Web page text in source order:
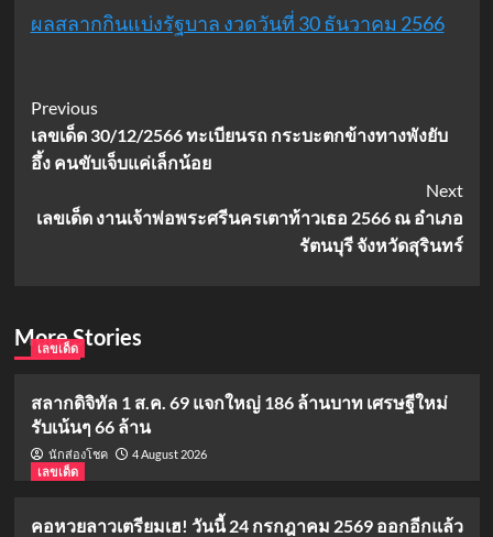
ผลสลากกินแบ่งรัฐบาล งวดวันที่ 30 ธันวาคม 2566
Post
Navigation
Previous
เลขเด็ด 30/12/2566 ทะเบียนรถ กระบะตกข้างทางพังยับ
อึ้ง คนขับเจ็บแค่เล็กน้อย
Next
เลขเด็ด งานเจ้าพ่อพระศรีนครเตาท้าวเธอ 2566 ณ อำเภอ
รัตนบุรี จังหวัดสุรินทร์
More Stories
เลขเด็ด
สลากดิจิทัล 1 ส.ค. 69 แจกใหญ่ 186 ล้านบาท เศรษฐีใหม่
รับเน้นๆ 66 ล้าน
นักส่องโชค
4 August 2026
เลขเด็ด
คอหวยลาวเตรียมเฮ! วันนี้ 24 กรกฎาคม 2569 ออกอีกแล้ว